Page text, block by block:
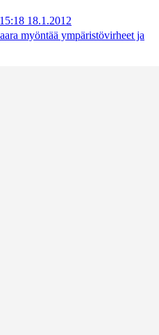
18.1.2012
myöntää ympäristövirheet ja